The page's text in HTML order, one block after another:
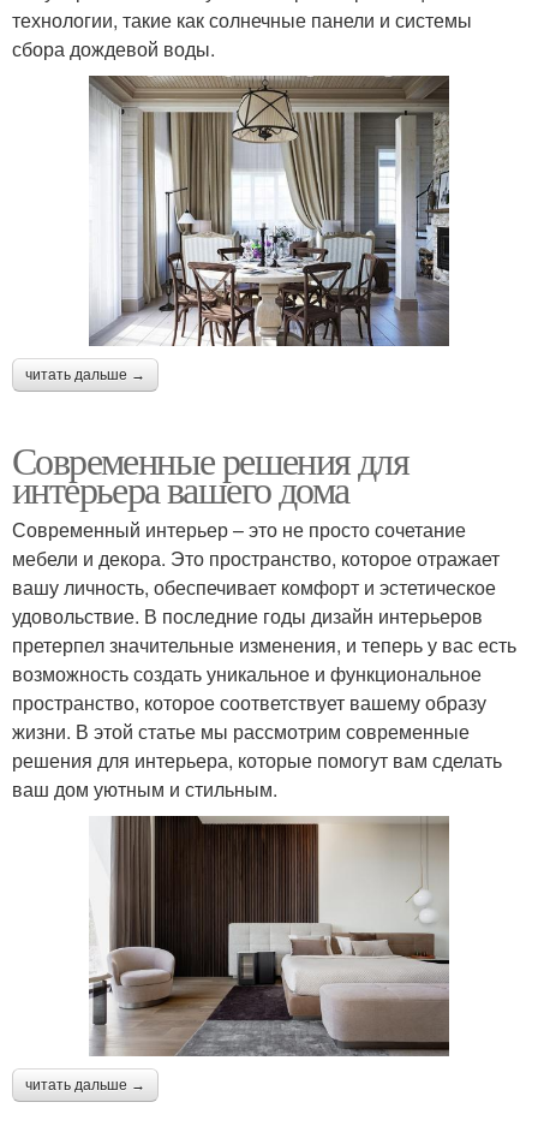
технологии, такие как солнечные панели и системы
сбора дождевой воды.
читать дальше →
Современные решения для
интерьера вашего дома
Современный интерьер – это не просто сочетание
мебели и декора. Это пространство, которое отражает
вашу личность, обеспечивает комфорт и эстетическое
удовольствие. В последние годы дизайн интерьеров
претерпел значительные изменения, и теперь у вас есть
возможность создать уникальное и функциональное
пространство, которое соответствует вашему образу
жизни. В этой статье мы рассмотрим современные
решения для интерьера, которые помогут вам сделать
ваш дом уютным и стильным.
читать дальше →